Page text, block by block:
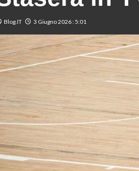
Blog.IT 3 Giugno 2026 : 5:01